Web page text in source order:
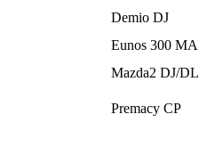
Demio DJ
Eunos 300 MA
Mazda2 DJ/DL
Premacy CP